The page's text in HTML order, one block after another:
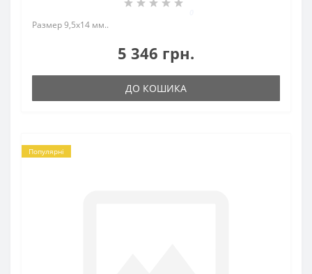
Размер 9,5х14 мм..
5 346 грн.
ДО КОШИКА
Популярні